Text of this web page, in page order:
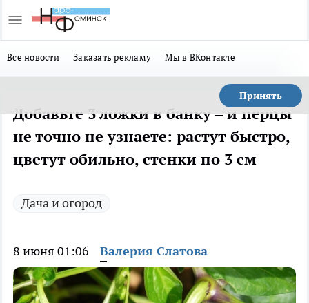
Все новости Заказать рекламу Мы в ВКонтакте
Принять
Добавьте 3 ложки в банку – и перцы
не точно не узнаете: растут быстро,
цветут обильно, стенки по 3 см
Дача и огород
8 июня 01:06 Валерия Слатова